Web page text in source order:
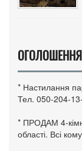
ОГОЛОШЕННЯ
* Настилання
Тел. 050-204-
* ПРОДАМ 4-
області. Всі